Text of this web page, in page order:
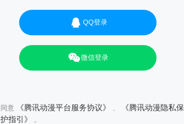
QQ登录
微信登录
同意 《腾讯动漫平台服务协议》
《腾讯动漫隐私保
护指引》
。